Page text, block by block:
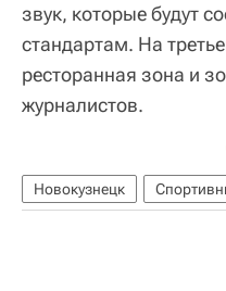
звук, которые будут
стандартам. На
ресторанная зона и
журналистов.
Новокузнецк